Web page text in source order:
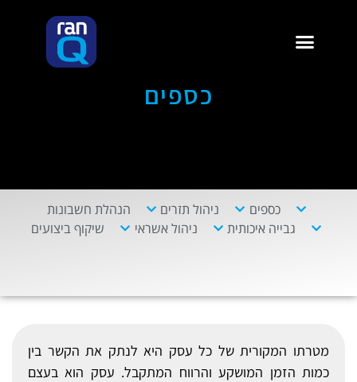
כספים
כספים ניהול תזרים​
הנהלת חשבונות​
גבייה איכותית​
ניהול אשראי​ שיקוף ביצועים
מטרתו המקורית של כל עסק היא לנתק את הקשר בין
כמות הזמן המושקע והרווח המתקבל. עסק הוא בעצם